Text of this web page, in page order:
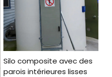
Silo composite avec des
parois intérieures lisses